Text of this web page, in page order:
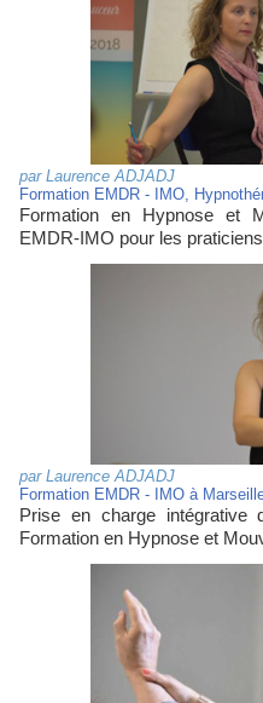
par Laurence ADJADJ
Formation EMDR - IMO,
Formation en Hypnose et
EMDR-IMO pour les
par Laurence ADJADJ
Formation EMDR - IMO à
Prise en charge intégrative
Formation en Hypnose et